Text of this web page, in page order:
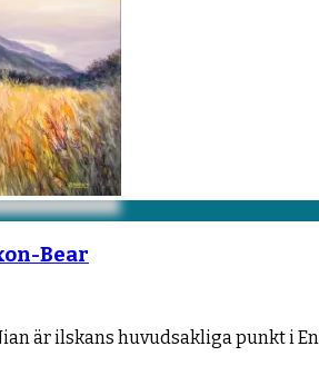
Bear
är ilskans huvudsakliga punkt i